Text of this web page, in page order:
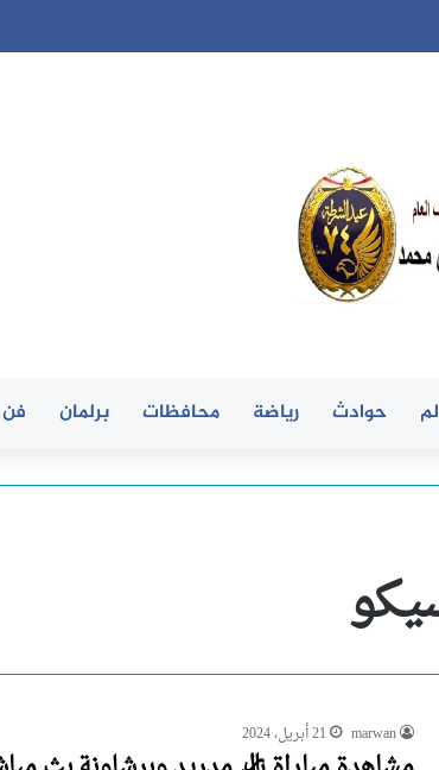
حوادث رياضة محافظات برلمان فن
marwan 21 أبريل، 2024